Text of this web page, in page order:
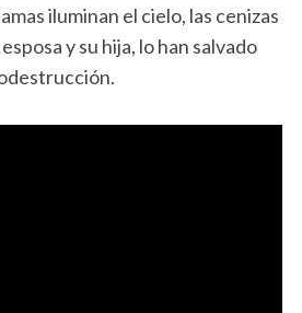
iluminan el cielo, las cenizas
y su hija, lo han salvado